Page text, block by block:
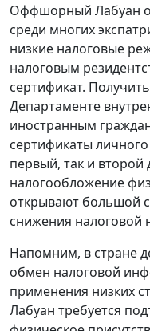
Оффшорный Лабуан
среди многих
низкие налоговые
налоговым
сертификат.
Департаменте
иностранным
сертификаты
первый, так и
налогообложение
открывают большой
снижения налоговой
Напомним, в стране
обмен налоговой
применения низких
Лабуан требуется